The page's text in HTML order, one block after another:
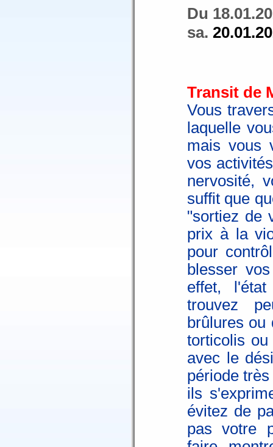
Du
sa.
Transit de
Vous
laquelle
mais vous
vos
nervosité,
suffit que
"sortiez de
prix à la
pour
blesser
effet,
trouvez
brûlures ou
torticolis
avec le
période
ils
évitez de
pas votre